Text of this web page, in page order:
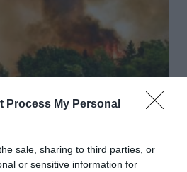
Process My Personal
sale, sharing to third parties, or
or sensitive information for